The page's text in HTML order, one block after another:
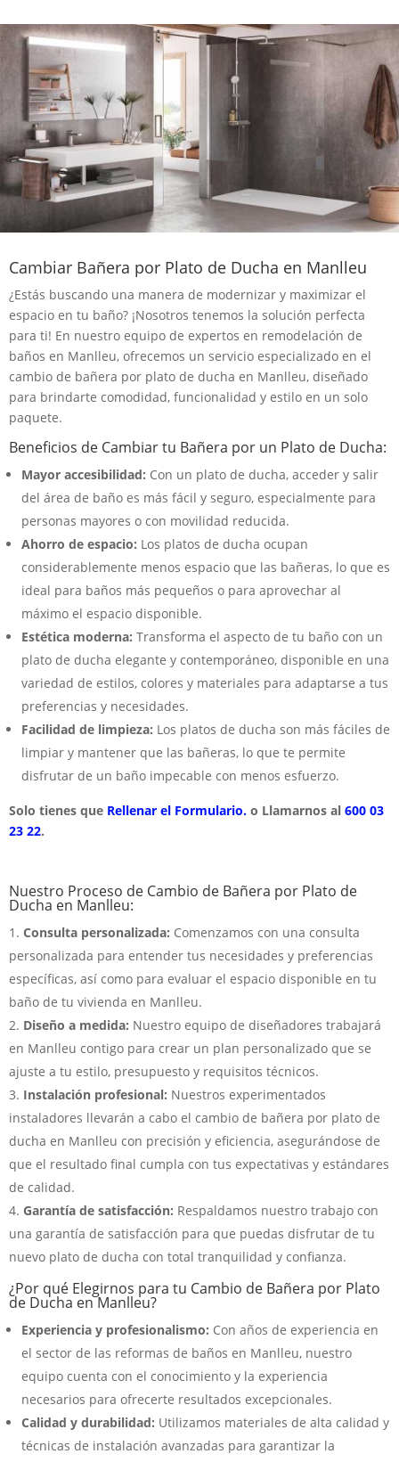
Cambiar Bañera por Plato de Ducha en Manlleu
¿Estás buscando una manera de modernizar y maximizar el
espacio en tu baño? ¡Nosotros tenemos la solución perfecta
para ti! En nuestro equipo de expertos en remodelación de
baños en Manlleu, ofrecemos un servicio especializado en el
cambio de bañera por plato de ducha en Manlleu, diseñado
para brindarte comodidad, funcionalidad y estilo en un solo
paquete.
Beneficios de Cambiar tu Bañera por un Plato de Ducha:
Mayor accesibilidad: Con un plato de ducha, acceder y salir
del área de baño es más fácil y seguro, especialmente para
personas mayores o con movilidad reducida.
Ahorro de espacio: Los platos de ducha ocupan
considerablemente menos espacio que las bañeras, lo que es
ideal para baños más pequeños o para aprovechar al
máximo el espacio disponible.
Estética moderna: Transforma el aspecto de tu baño con un
plato de ducha elegante y contemporáneo, disponible en una
variedad de estilos, colores y materiales para adaptarse a tus
preferencias y necesidades.
Facilidad de limpieza: Los platos de ducha son más fáciles de
limpiar y mantener que las bañeras, lo que te permite
disfrutar de un baño impecable con menos esfuerzo.
Solo tienes que Rellenar el Formulario. o Llamarnos al 600 03
23 22.
Nuestro Proceso de Cambio de Bañera por Plato de
Ducha en Manlleu:
Consulta personalizada: Comenzamos con una consulta
personalizada para entender tus necesidades y preferencias
específicas, así como para evaluar el espacio disponible en tu
baño de tu vivienda en Manlleu.
Diseño a medida: Nuestro equipo de diseñadores trabajará
en Manlleu contigo para crear un plan personalizado que se
ajuste a tu estilo, presupuesto y requisitos técnicos.
Instalación profesional: Nuestros experimentados
instaladores llevarán a cabo el cambio de bañera por plato de
ducha en Manlleu con precisión y eficiencia, asegurándose de
que el resultado final cumpla con tus expectativas y estándares
de calidad.
Garantía de satisfacción: Respaldamos nuestro trabajo con
una garantía de satisfacción para que puedas disfrutar de tu
nuevo plato de ducha con total tranquilidad y confianza.
¿Por qué Elegirnos para tu Cambio de Bañera por Plato
de Ducha en Manlleu?
Experiencia y profesionalismo: Con años de experiencia en
el sector de las reformas de baños en Manlleu, nuestro
equipo cuenta con el conocimiento y la experiencia
necesarios para ofrecerte resultados excepcionales.
Calidad y durabilidad: Utilizamos materiales de alta calidad y
técnicas de instalación avanzadas para garantizar la